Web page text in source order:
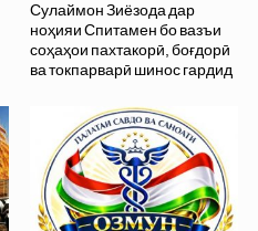
Сулаймон Зиёзода дар
ноҳияи Спитамен бо вазъи
соҳаҳои пахтакорӣ, боғдорӣ
ва токпарварӣ шинос гардид